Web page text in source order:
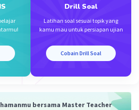
suara yang sebenarnya sudah
slide, dan juga digunakan untuk
0.0(0 Balas
Drill Soal
Latihan soal sesuai topik yang
kamu mau untuk persiapan ujian
Cobain Drill Soal
bersama Master Teacher